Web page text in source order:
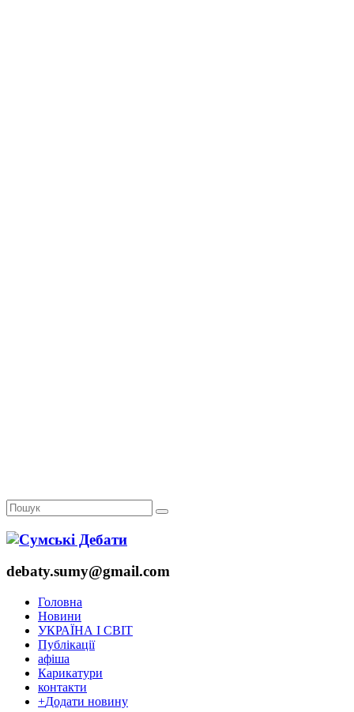
debaty.sumy@gmail.com
Головна
Новини
УКРАЇНА І СВІТ
Публікації
афіша
Карикатури
контакти
+Додати новину